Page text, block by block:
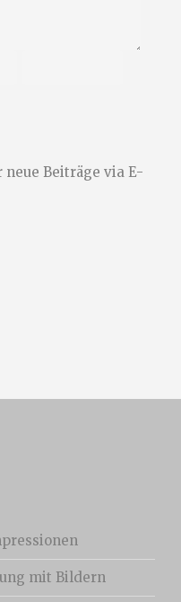
Beiträge via E-
mit Bildern